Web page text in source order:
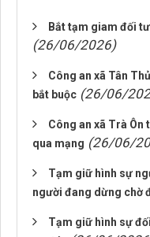
Bắt tạm giam đối
(26/06/2026)
Công an xã Tân
bắt buộc (26/06/
Công an xã Trà
qua mạng (26/06/
Tạm giữ hình sự
người đang dừng chờ
Tạm giữ hình sự